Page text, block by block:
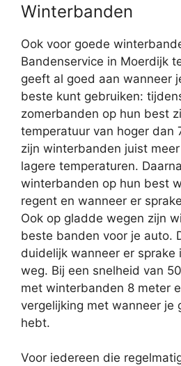
Winterbanden
Ook voor goede
Bandenservice in Moerdijk
geeft al goed aan wanneer
beste kunt gebruiken:
zomerbanden op hun best
temperatuur van hoger dan
zijn winterbanden juist
lagere temperaturen.
winterbanden op hun best
regent en wanneer er
Ook op gladde wegen zijn
beste banden voor je auto.
duidelijk wanneer er sprake
weg. Bij een snelheid van
met winterbanden 8 meter
vergelijking met wanneer je
hebt.
Voor iedereen die